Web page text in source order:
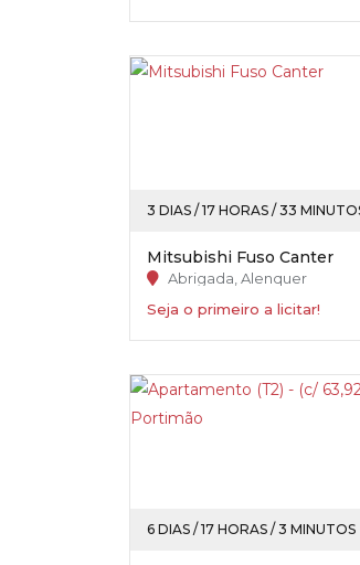
3 DIAS / 17 HORAS / 33
Mitsubishi Fuso Canter
Abrigada, Alenquer
Seja o primeiro a licitar!
6 DIAS / 17 HORAS / 3 MINUTOS